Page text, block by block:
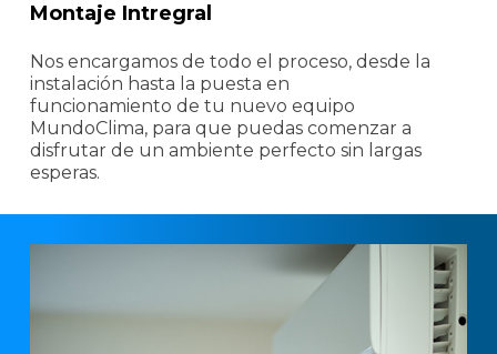
Montaje Intregral
Nos encargamos de todo el proceso, desde la
instalación hasta la puesta en
funcionamiento de tu nuevo equipo
MundoClima, para que puedas comenzar a
disfrutar de un ambiente perfecto sin largas
esperas.